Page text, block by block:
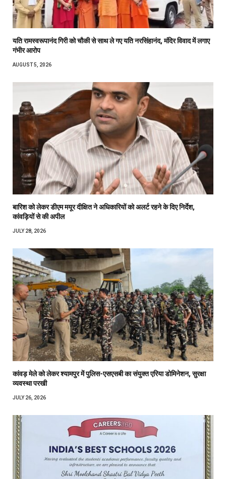
यति रामस्वरूपानंद गिरी को चौकी से साथ ले गए यति नरसिंहानंद, मंदिर विवाद में लगाए
गंभीर आरोप
AUGUST 5, 2026
बारिश को लेकर डीएम मयूर दीक्षित ने अधिकारियों को अलर्ट रहने के दिए निर्देश,
कांवड़ियों से की अपील
JULY 28, 2026
कांवड़ मेले को लेकर श्यामपुर में पुलिस-एसएसबी का संयुक्त एरिया डोमिनेशन, सुरक्षा
व्यवस्था परखी
JULY 26, 2026